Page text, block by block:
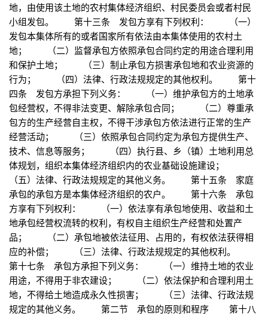
地，由使用该土地的农村集体经济组织、村民委员会或者村民
小组发包。 第十三条 发包方享有下列权利： （一）
发包本集体所有的或者国家所有依法由本集体使用的农村土
地； （二）监督承包方依照承包合同约定的用途合理利用
和保护土地； （三）制止承包方损害承包地和农业资源的
行为； （四）法律、行政法规规定的其他权利。 第十
四条 发包方承担下列义务： （一）维护承包方的土地承
包经营权，不得非法变更、解除承包合同； （二）尊重承
包方的生产经营自主权，不得干涉承包方依法进行正常的生产
经营活动； （三）依照承包合同约定为承包方提供生产、
技术、信息等服务； （四）执行县、乡（镇）土地利用总
体规划，组织本集体经济组织内的农业基础设施建设；
（五）法律、行政法规规定的其他义务。 第十五条 家庭
承包的承包方是本集体经济组织的农户。 第十六条 承包
方享有下列权利： （一）依法享有承包地使用、收益和土
地承包经营权流转的权利，有权自主组织生产经营和处置产
品； （二）承包地被依法征用、占用的，有权依法获得相
应的补偿； （三）法律、行政法规规定的其他权利。
第十七条 承包方承担下列义务： （一）维持土地的农业
用途，不得用于非农建设； （二）依法保护和合理利用土
地，不得给土地造成永久性损害； （三）法律、行政法规
规定的其他义务。 第二节 承包的原则和程序 第十八